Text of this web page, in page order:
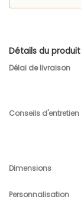
Détails du produit
Délai de livraison
Conseils d'entretien
Dimensions
Personnalisation